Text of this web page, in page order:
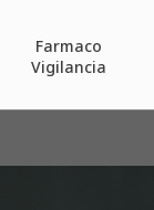
Farmaco
Vigilancia